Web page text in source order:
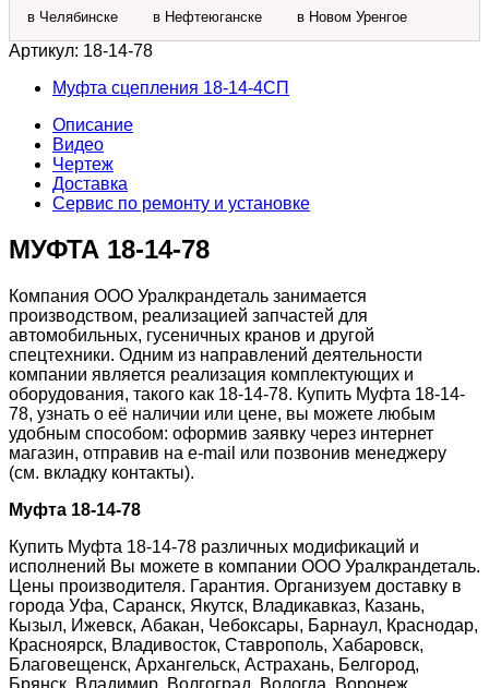
в Челябинске в Нефтеюганске в Новом Уренгое
Артикул: 18-14-78
Муфта сцепления 18-14-4СП
Описание
Видео
Чертеж
Доставка
Сервис по ремонту и установке
МУФТА 18-14-78
Компания ООО Уралкрандеталь занимается
производством, реализацией запчастей для
автомобильных, гусеничных кранов и другой
спецтехники. Одним из направлений деятельности
компании является реализация комплектующих и
оборудования, такого как 18-14-78. Купить Муфта 18-14-
78, узнать о её наличии или цене, вы можете любым
удобным способом: оформив заявку через интернет
магазин, отправив на e-mail или позвонив менеджеру
(см. вкладку контакты).
Муфта 18-14-78
Купить Муфта 18-14-78 различных модификаций и
исполнений Вы можете в компании ООО Уралкрандеталь.
Цены производителя. Гарантия. Организуем доставку в
города Уфа, Саранск, Якутск, Владикавказ, Казань,
Кызыл, Ижевск, Абакан, Чебоксары, Барнаул, Краснодар,
Красноярск, Владивосток, Ставрополь, Хабаровск,
Благовещенск, Архангельск, Астрахань, Белгород,